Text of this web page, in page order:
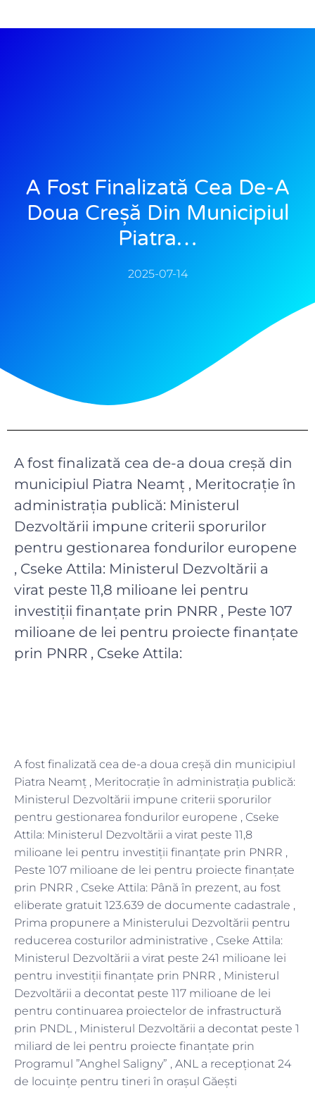
A Fost Finalizată Cea De-A
Doua Creșă Din Municipiul
Piatra…
2025-07-14
A fost finalizată cea de-a doua creșă din
municipiul Piatra Neamț , Meritocrație în
administrația publică: Ministerul
Dezvoltării impune criterii sporurilor
pentru gestionarea fondurilor europene
, Cseke Attila: Ministerul Dezvoltării a
virat peste 11,8 milioane lei pentru
investiții finanțate prin PNRR , Peste 107
milioane de lei pentru proiecte finanțate
prin PNRR , Cseke Attila:
A fost finalizată cea de-a doua creșă din municipiul
Piatra Neamț , Meritocrație în administrația publică:
Ministerul Dezvoltării impune criterii sporurilor
pentru gestionarea fondurilor europene , Cseke
Attila: Ministerul Dezvoltării a virat peste 11,8
milioane lei pentru investiții finanțate prin PNRR ,
Peste 107 milioane de lei pentru proiecte finanțate
prin PNRR , Cseke Attila: Până în prezent, au fost
eliberate gratuit 123.639 de documente cadastrale ,
Prima propunere a Ministerului Dezvoltării pentru
reducerea costurilor administrative , Cseke Attila:
Ministerul Dezvoltării a virat peste 241 milioane lei
pentru investiții finanțate prin PNRR , Ministerul
Dezvoltării a decontat peste 117 milioane de lei
pentru continuarea proiectelor de infrastructură
prin PNDL , Ministerul Dezvoltării a decontat peste 1
miliard de lei pentru proiecte finanțate prin
Programul ”Anghel Saligny” , ANL a recepţionat 24
de locuințe pentru tineri în orașul Găești